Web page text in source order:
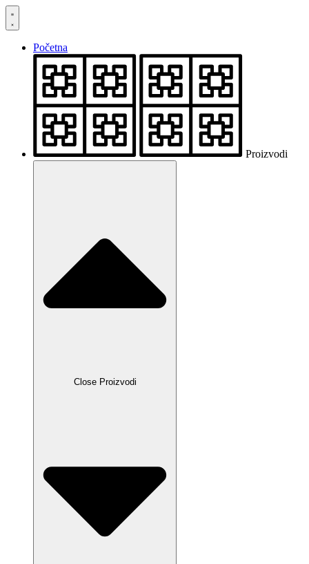
Skočite
na
Početna
Proizvodi
Close Proizvodi